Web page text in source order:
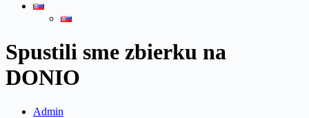
Spustili sme zbierku na
DONIO
Admin